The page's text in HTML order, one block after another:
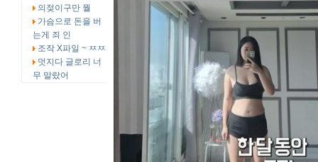
의젖이구만 뭘
가슴으로 돈을 버
는게 죄 인
조작 X파일 ~ ㅉㅉ
멋지다 글로리 너
무 말랐어